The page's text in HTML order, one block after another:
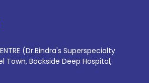
(Dr.Bindra's Superspecialty
Town, Backside Deep Hospital,